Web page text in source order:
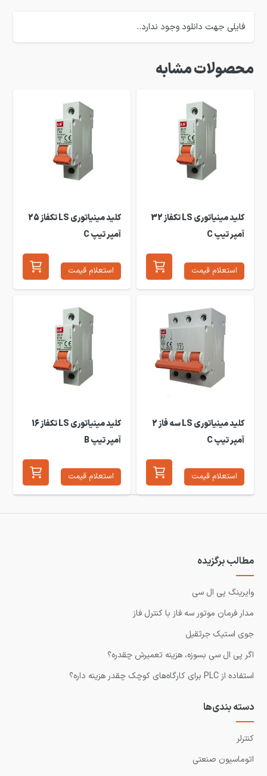
فایلی جهت دانلود وجود ندارد..
محصولات مشابه
کلید مینیاتوری LS تکفاز 32
آمپر تیپ C
استعلام قیمت
کلید مینیاتوری LS تکفاز 25
آمپر تیپ C
استعلام قیمت
کلید مینیاتوری LS سه فاز 2
آمپر تیپ C
استعلام قیمت
کلید مینیاتوری LS تکفاز 16
آمپر تیپ B
استعلام قیمت
مطالب برگزیده
وایرینگ پی ال سی
مدار فرمان موتور سه فاز با کنترل فاز
جوی استیک جرثقیل
اگر پی ال سی بسوزه، هزینه تعمیرش چقدره؟
استفاده از PLC برای کارگاه‌های کوچک چقدر هزینه داره؟
دسته بندی‌ها
کنترلر
اتوماسیون صنعتی